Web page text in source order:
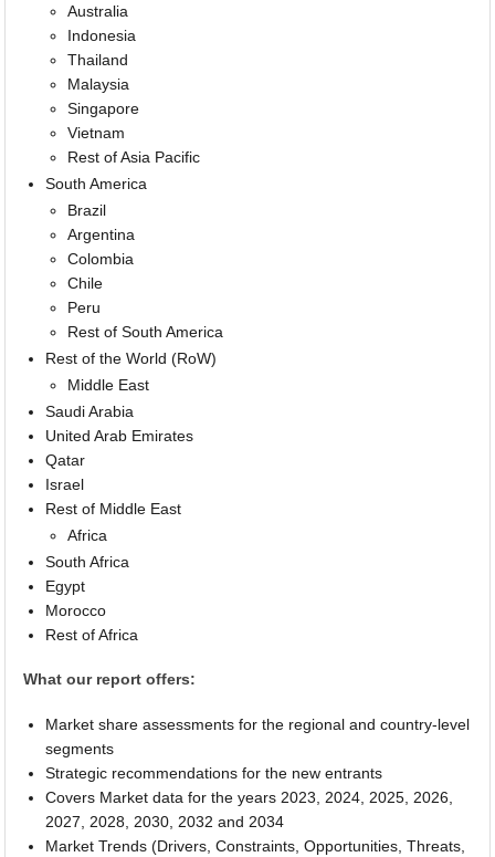
Australia
Indonesia
Thailand
Malaysia
Singapore
Vietnam
Rest of Asia Pacific
South America
Brazil
Argentina
Colombia
Chile
Peru
Rest of South America
Rest of the World (RoW)
Middle East
Saudi Arabia
United Arab Emirates
Qatar
Israel
Rest of Middle East
Africa
South Africa
Egypt
Morocco
Rest of Africa
What our report offers:
Market share assessments for the regional and country-level
segments
Strategic recommendations for the new entrants
Covers Market data for the years 2023, 2024, 2025, 2026,
2027, 2028, 2030, 2032 and 2034
Market Trends (Drivers, Constraints, Opportunities, Threats,